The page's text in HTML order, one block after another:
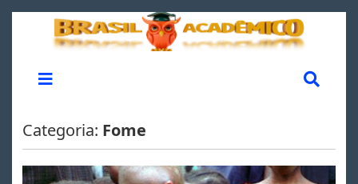
Categoria: Fome